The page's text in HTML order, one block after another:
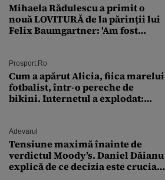
Mihaela Rădulescu a primit o
nouă LOVITURĂ de la părinții lui
Felix Baumgartner: 'Am fost
Prosport.ro
Cum a apărut Alicia, fiica marelui
fotbalist, într-o pereche de
bikini. Internetul a explodat:
Adevarul
Tensiune maximă înainte de
verdictul Moody’s. Daniel Dăianu
explică de ce decizia este crucială